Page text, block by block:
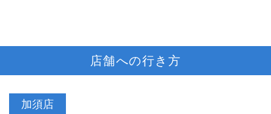
店舗への行き方
加須店